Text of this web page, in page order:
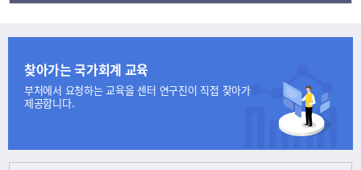
찾아가는 국가회계 교육
부처에서 요청하는 교육을 센터 연구진이 직접 찾아가
제공합니다.